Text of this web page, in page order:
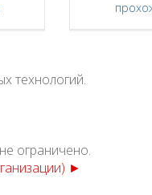
технологий.
ограничено.
►